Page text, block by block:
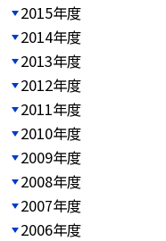
2015年度
2014年度
2013年度
2012年度
2011年度
2010年度
2009年度
2008年度
2007年度
2006年度